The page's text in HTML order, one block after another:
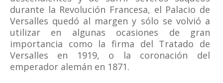
durante la Revolución Francesa, el Palacio de
Versalles quedó al margen y sólo se volvió a
utilizar en algunas ocasiones de gran
importancia como la firma del Tratado de
Versalles en 1919, o la coronación del
emperador alemán en 1871.